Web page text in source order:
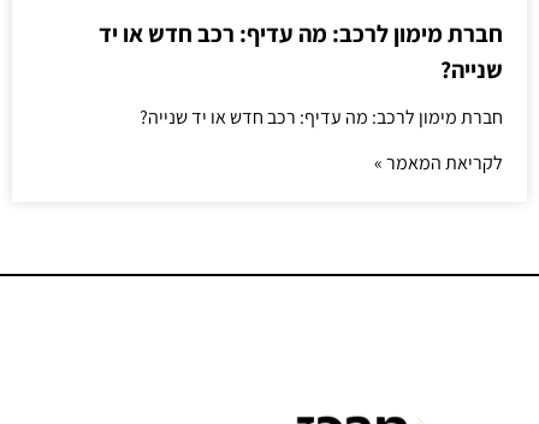
חברת מימון לרכב: מה עדיף: רכב חדש או יד
שנייה?
חברת מימון לרכב: מה עדיף: רכב חדש או יד שנייה?
לקריאת המאמר »